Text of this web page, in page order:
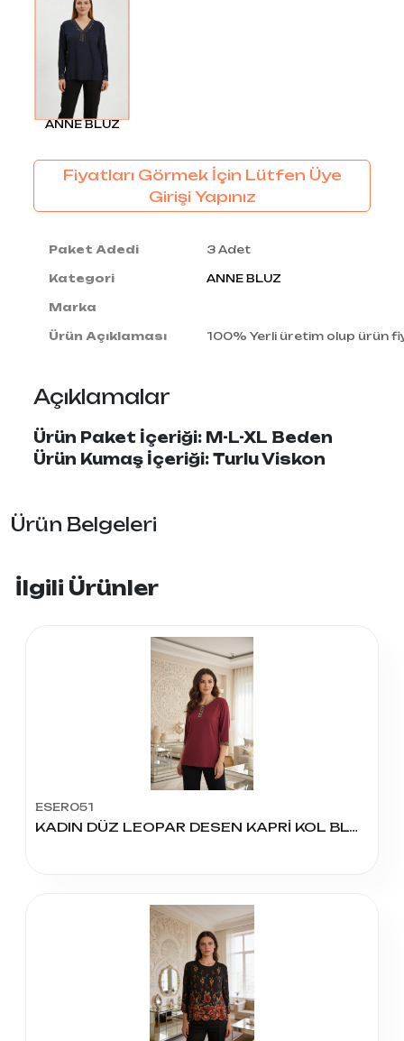
ANNE BLUZ
Fiyatları Görmek İçin Lütfen Üye
Girişi Yapınız
Paket Adedi 3 Adet
Kategori ANNE BLUZ
Marka
Ürün Açıklaması 100% Yerli üretim olup ürün
Açıklamalar
Ürün Paket İçeriği: M-L-XL Beden
Ürün Kumaş İçeriği: Turlu Viskon
Ürün Belgeleri
İlgili Ürünler
ESER051
KADIN DÜZ LEOPAR DESEN KAPRİ KOL BLUZ